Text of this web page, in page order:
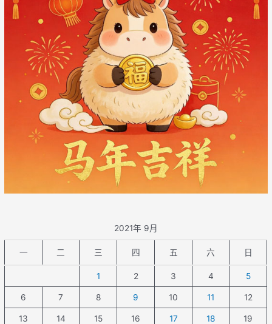
2021年 9月
一 二 三 四 五 六 日
1 2 3 4 5
6 7 8 9 10 11 12
13 14 15 16 17 18 19